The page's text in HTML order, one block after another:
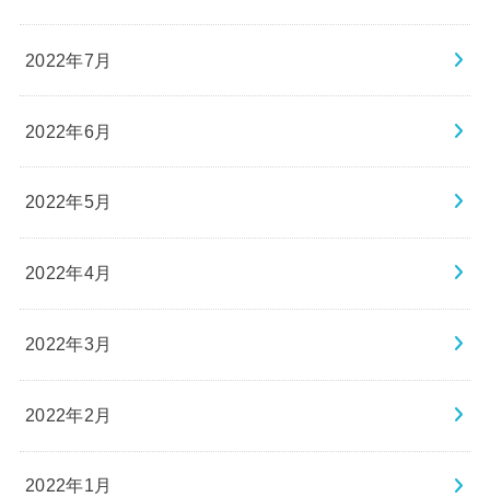
2022年7月
2022年6月
2022年5月
2022年4月
2022年3月
2022年2月
2022年1月